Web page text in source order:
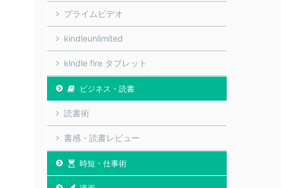
プライムビデオ
kindleunlimited
kindle fire タブレット
ビジネス・読書
読書術
書感・読書レビュー
時短・仕事術